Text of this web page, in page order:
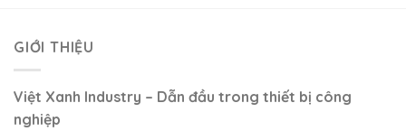
GIỚI THIỆU
Việt Xanh Industry – Dẫn đầu trong thiết bị công
nghiệp